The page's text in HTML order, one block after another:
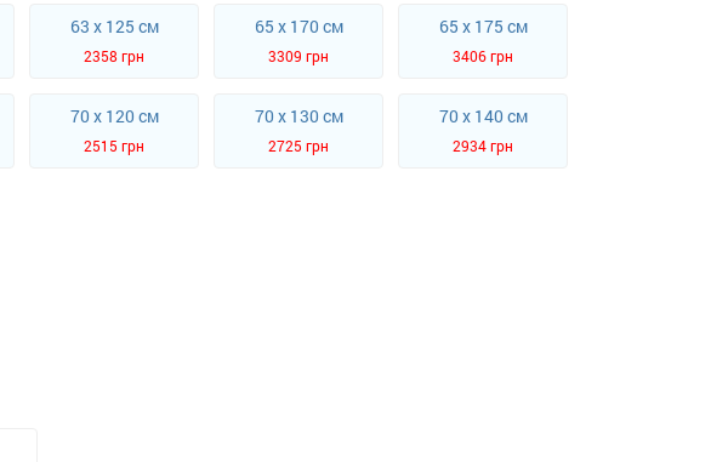
63 x 125 см
2358 грн
65 x 170 см
3309 грн
65 x 175 см
3406 грн
70 x 120 см
2515 грн
70 x 130 см
2725 грн
70 x 140 см
2934 грн